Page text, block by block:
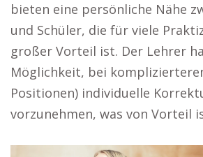
bieten eine persönliche Nähe
und Schüler, die für viele
großer Vorteil ist. Der Lehrer
Möglichkeit, bei
Positionen) individuelle
vorzunehmen, was von Vorteil